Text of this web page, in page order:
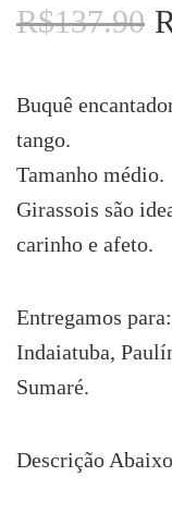
R$137.90 O
Buquê
tango.
Tamanho médio.
Girassois são
carinho e afeto.
Entregamos
Indaiatuba,
Sumaré.
Descrição